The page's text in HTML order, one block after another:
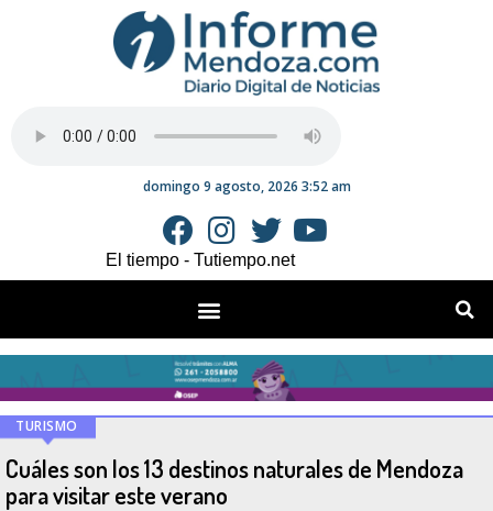
domingo 9 agosto, 2026 3:52 am
El tiempo - Tutiempo.net
TURISMO
Cuáles son los 13 destinos naturales de Mendoza
para visitar este verano